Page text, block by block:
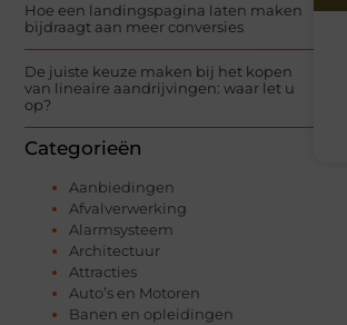
Hoe een landingspagina laten maken
bijdraagt aan meer conversies
De juiste keuze maken bij het kopen
van lineaire aandrijvingen: waar let u
op?
Categorieën
Aanbiedingen
Afvalverwerking
Alarmsysteem
Architectuur
Attracties
Auto’s en Motoren
Banen en opleidingen